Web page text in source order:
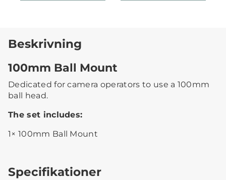
Beskrivning
100mm Ball Mount
Dedicated for camera operators to use a 100mm
ball head.
The set includes:
1× 100mm Ball Mount
Specifikationer